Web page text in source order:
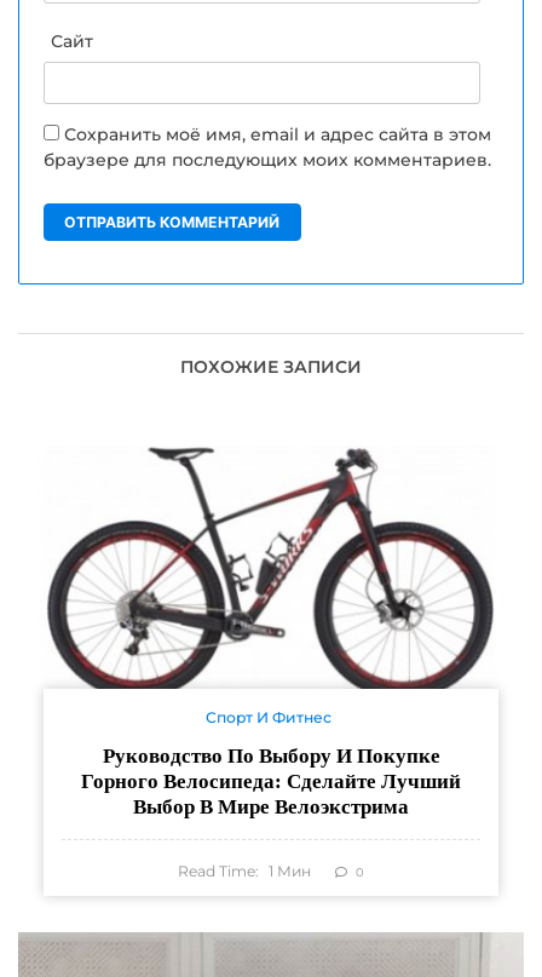
Сайт
Сохранить моё имя, email и адрес сайта в этом
браузере для последующих моих комментариев.
ПОХОЖИЕ ЗАПИСИ
Спорт И Фитнес
Руководство По Выбору И Покупке
Горного Велосипеда: Сделайте Лучший
Выбор В Мире Велоэкстрима
Read Time: 1 Мин 0